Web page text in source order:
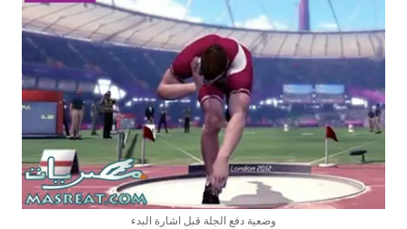
وضعية دفع الجلة قبل اشارة البدء